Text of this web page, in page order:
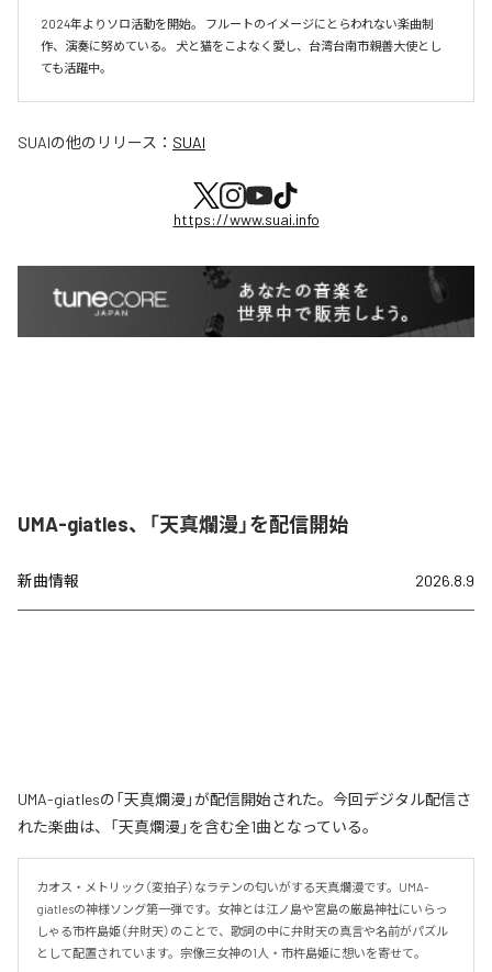
2024年よりソロ活動を開始。 フルートのイメージにとらわれない楽曲制
作、演奏に努めている。 犬と猫をこよなく愛し、台湾台南市親善大使とし
SUAIの他のリリース： SUAI
https://www.suai.info
UMA-giatles、「天真爛漫」を配信開始
新曲情報 2026.8.9
UMA-giatlesの「天真爛漫」が配信開始された。今回デジタル配信さ
れた楽曲は、「天真爛漫」を含む全1曲となっている。
カオス・メトリック（変拍子）なラテンの匂いがする天真爛漫です。UMA-
giatlesの神様ソング第一弾です。女神とは江ノ島や宮島の厳島神社にいらっ
しゃる市杵島姫（弁財天）のことで、歌詞の中に弁財天の真言や名前がパズル
として配置されています。宗像三女神の1人・市杵島姫に想いを寄せて。